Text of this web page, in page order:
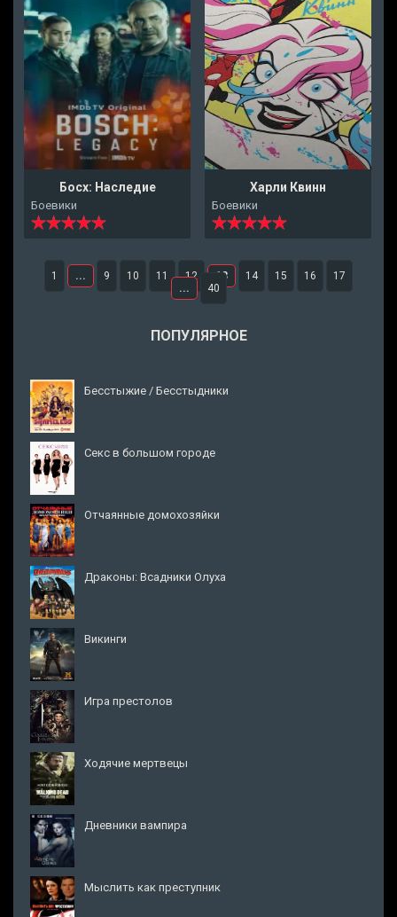
Босх: Наследие
Боевики
Харли Квинн
Боевики
1 ... 9 10 11 12 13 14 15 16
17
...
40
ПОПУЛЯРНОЕ
Бесстыжие / Бесстыдники
Секс в большом городе
Отчаянные домохозяйки
Драконы: Всадники Олуха
Викинги
Игра престолов
Ходячие мертвецы
Дневники вампира
Мыслить как преступник